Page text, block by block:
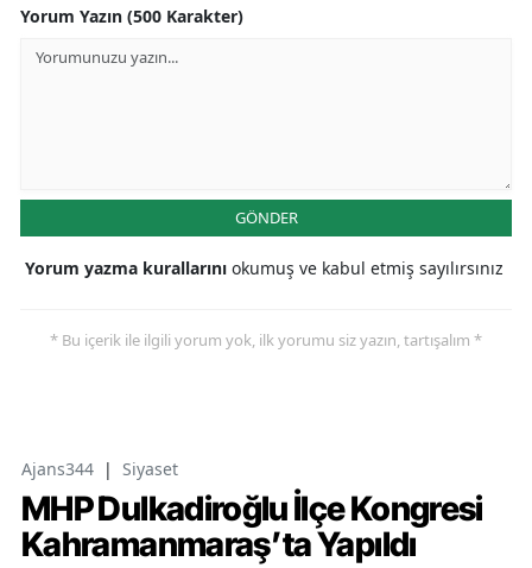
Yorum Yazın (500 Karakter)
GÖNDER
Yorum yazma kurallarını okumuş ve kabul etmiş sayılırsınız
* Bu içerik ile ilgili yorum yok, ilk yorumu siz yazın, tartışalım *
Ajans344 | Siyaset
MHP Dulkadiroğlu İlçe Kongresi
Kahramanmaraş’ta Yapıldı